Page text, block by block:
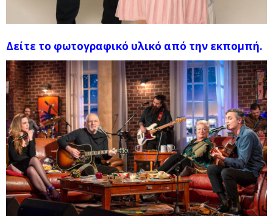
Δείτε το φωτογραφικό υλικό από την εκπομπή.